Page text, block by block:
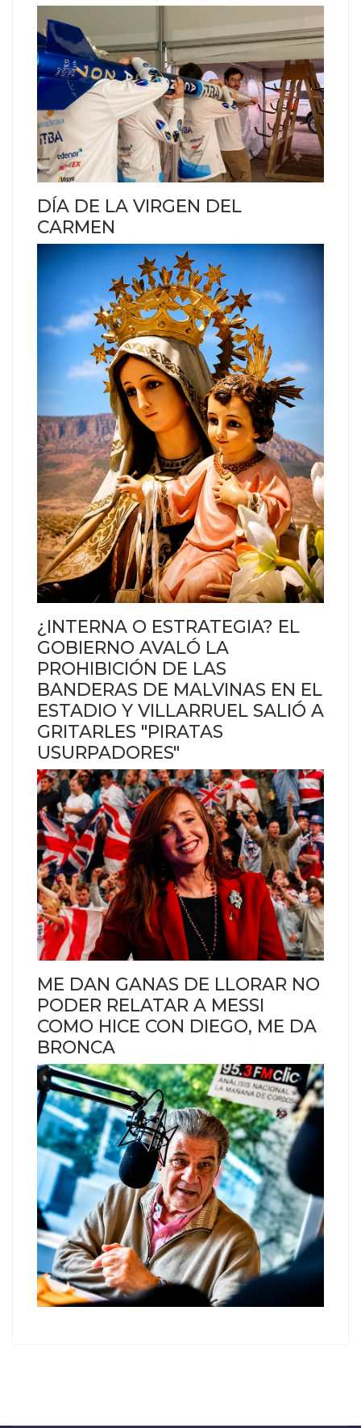
DÍA DE LA VIRGEN DEL
CARMEN
¿INTERNA O ESTRATEGIA? EL
GOBIERNO AVALÓ LA
PROHIBICIÓN DE LAS
BANDERAS DE MALVINAS EN EL
ESTADIO Y VILLARRUEL SALIÓ A
GRITARLES "PIRATAS
USURPADORES"
ME DAN GANAS DE LLORAR NO
PODER RELATAR A MESSI
COMO HICE CON DIEGO, ME DA
BRONCA